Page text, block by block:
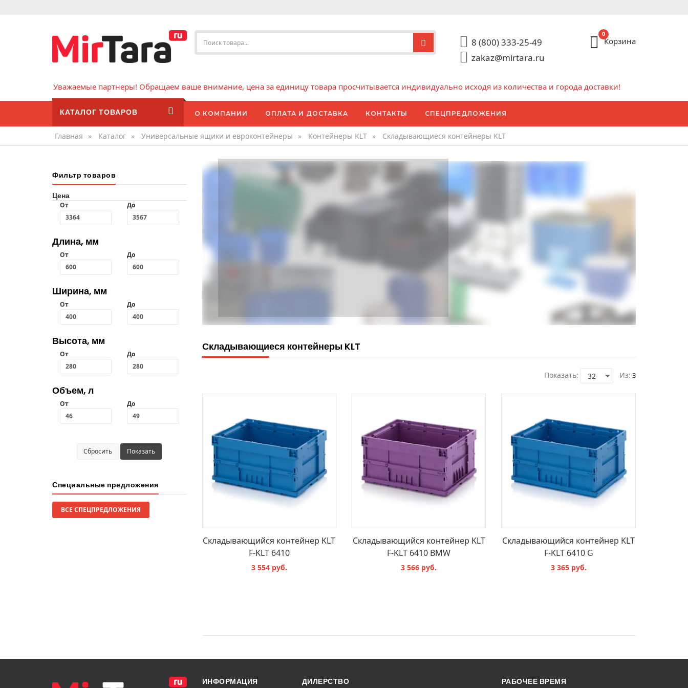
8 (800) 333-25-49
zakaz@mirtara.ru
0
Корзина
Уважаемые партнеры! Обращаем ваше внимание, цена за единицу товара просчитывается индивидуально исходя из количества и города доставки!
КАТАЛОГ ТОВАРОВ О КОМПАНИИ ОПЛАТА И ДОСТАВКА КОНТАКТЫ СПЕЦПРЕДЛОЖЕНИЯ
Главная » Каталог » Универсальные ящики и евроконтейнеры » Контейнеры KLT » Складывающиеся контейнеры KLT
Складывающиеся контейнеры KLT
Из: 3
Показать:
Складывающийся контейнер KLT
F-KLT 6410
3 554 руб.
Складывающийся контейнер KLT
F-KLT 6410 BMW
3 566 руб.
Складывающийся контейнер KLT
F-KLT 6410 G
3 365 руб.
Фильтр товаров
Цена
От До
Длина, мм
От До
Ширина, мм
От До
Высота, мм
От До
Объем, л
От До
Сбросить Показать
Специальные предложения
ВСЕ СПЕЦПРЕДЛОЖЕНИЯ
ИНФОРМАЦИЯ ДИЛЕРСТВО РАБОЧЕЕ ВРЕМЯ